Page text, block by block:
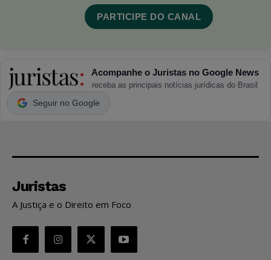
PARTICIPE DO CANAL
Acompanhe o Juristas no Google News
receba as principais notícias jurídicas do Brasil
Seguir no Google
Juristas
A Justiça e o Direito em Foco